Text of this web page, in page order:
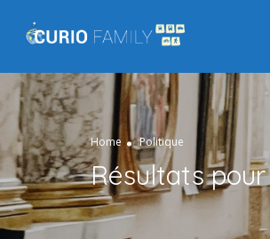
Home Politique
Résultats pour